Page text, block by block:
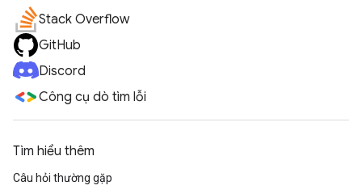
Stack Overflow
GitHub
Discord
Công cụ dò tìm lỗi
Tìm hiểu thêm
Câu hỏi thường gặp